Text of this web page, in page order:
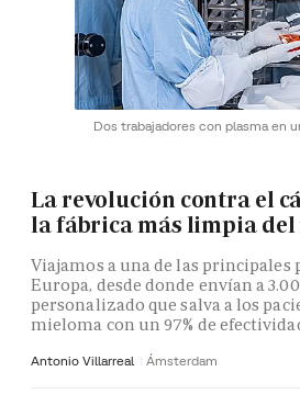
Dos trabajadores con plasma en
La revolución contra el
la fábrica más limpia del
Viajamos a una de las principales
Europa, desde donde envían a
personalizado que salva a los
mieloma con un 97% de
Antonio Villarreal Ámsterdam